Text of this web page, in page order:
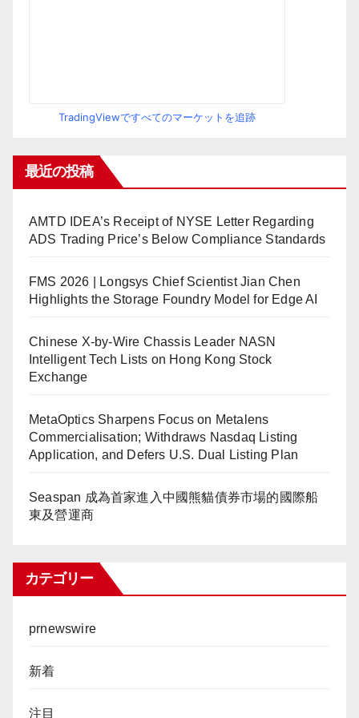
TradingViewですべてのマーケットを追跡
最近の投稿
AMTD IDEA’s Receipt of NYSE Letter Regarding
ADS Trading Price’s Below Compliance Standards
FMS 2026 | Longsys Chief Scientist Jian Chen
Highlights the Storage Foundry Model for Edge AI
Chinese X-by-Wire Chassis Leader NASN
Intelligent Tech Lists on Hong Kong Stock
Exchange
MetaOptics Sharpens Focus on Metalens
Commercialisation; Withdraws Nasdaq Listing
Application, and Defers U.S. Dual Listing Plan
Seaspan 成為首家進入中國熊貓債券市場的國際船
東及營運商
カテゴリー
prnewswire
新着
注目